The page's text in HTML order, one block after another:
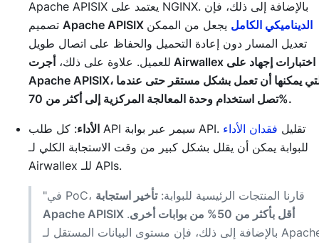
Apache APISIX يعتمد على NGINX. بالإضافة إلى ذلك، فإن
Apache APISIX الديناميكي الكامل يجعل من الممكن
تعديل المسار دون إعادة التحميل والحفاظ على اتصال طويل
للعميل. علاوة على ذلك، أجرت Airwallex اختبارات إجهاد على
Apache APISIX، والتي يمكنها أن تعمل بشكل مستقر حتى عندما
تصل استخدام وحدة المعالجة المركزية إلى أكثر من 70%.
الأداء : كل طلب API سيمر عبر بوابة API. تقليل فقدان الأداء
للبوابة يمكن أن يقلل بشكل كبير من وقت الاستجابة الكلي لـ
Airwallex للـ APIs.
"في PoC، قارنا المنتجات الرئيسية للبوابة:تأخير استجابة
Apache APISIX أقل بأكثر من 50% من بوابات أخرى
.
بالإضافة إلى ذلك، فإن مستوى البيانات المستقل لـ Apache